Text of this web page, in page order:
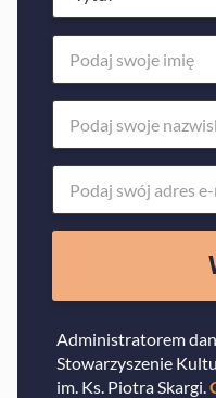
Administratorem
Stowarzyszenie
im. Ks. Piotra Skargi.